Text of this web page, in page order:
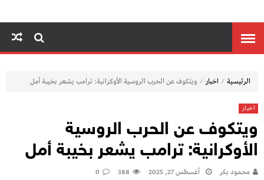
الرئيسية ⁄ اخبار ⁄ ويتكوف عن الحرب الروسية الأوكرانية: ترامب يشعر بخيبة أمل
اخبار
ويتكوف عن الحرب الروسية
الأوكرانية: ترامب يشعر بخيبة أمل
محمود بكر أغسطس 27, 2025 388
0